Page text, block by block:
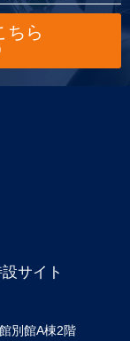
ちら
サイト
別館A棟2階